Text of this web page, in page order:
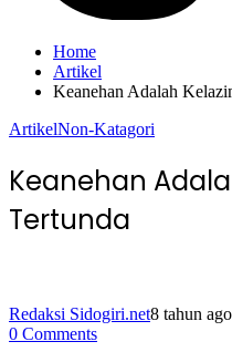
Home
Artikel
Keanehan Adalah
ArtikelNon-Katagori
Keanehan
Tertunda
Redaksi Sidogiri.net8 tahun ago
0 Comments